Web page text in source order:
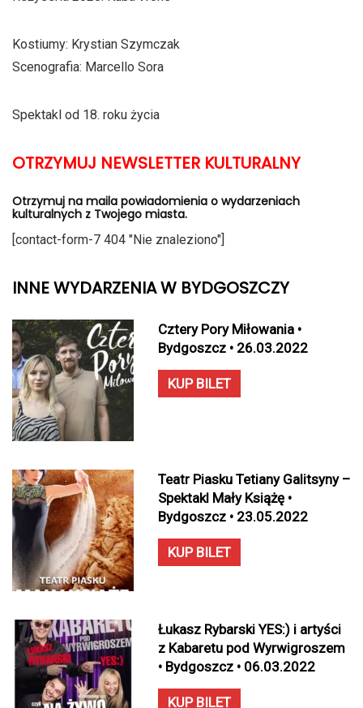
Kostiumy: Krystian Szymczak
Scenografia: Marcello Sora
Spektakl od 18. roku życia
OTRZYMUJ NEWSLETTER KULTURALNY
Otrzymuj na maila powiadomienia o wydarzeniach
kulturalnych z Twojego miasta.
[contact-form-7 404 "Nie znaleziono"]
INNE WYDARZENIA W BYDGOSZCZY
Cztery Pory Miłowania •
Bydgoszcz • 26.03.2022
KUP BILET
Teatr Piasku Tetiany Galitsyny –
Spektakl Mały Książę •
Bydgoszcz • 23.05.2022
KUP BILET
Łukasz Rybarski YES:) i artyści
z Kabaretu pod Wyrwigroszem
• Bydgoszcz • 06.03.2022
KUP BILET